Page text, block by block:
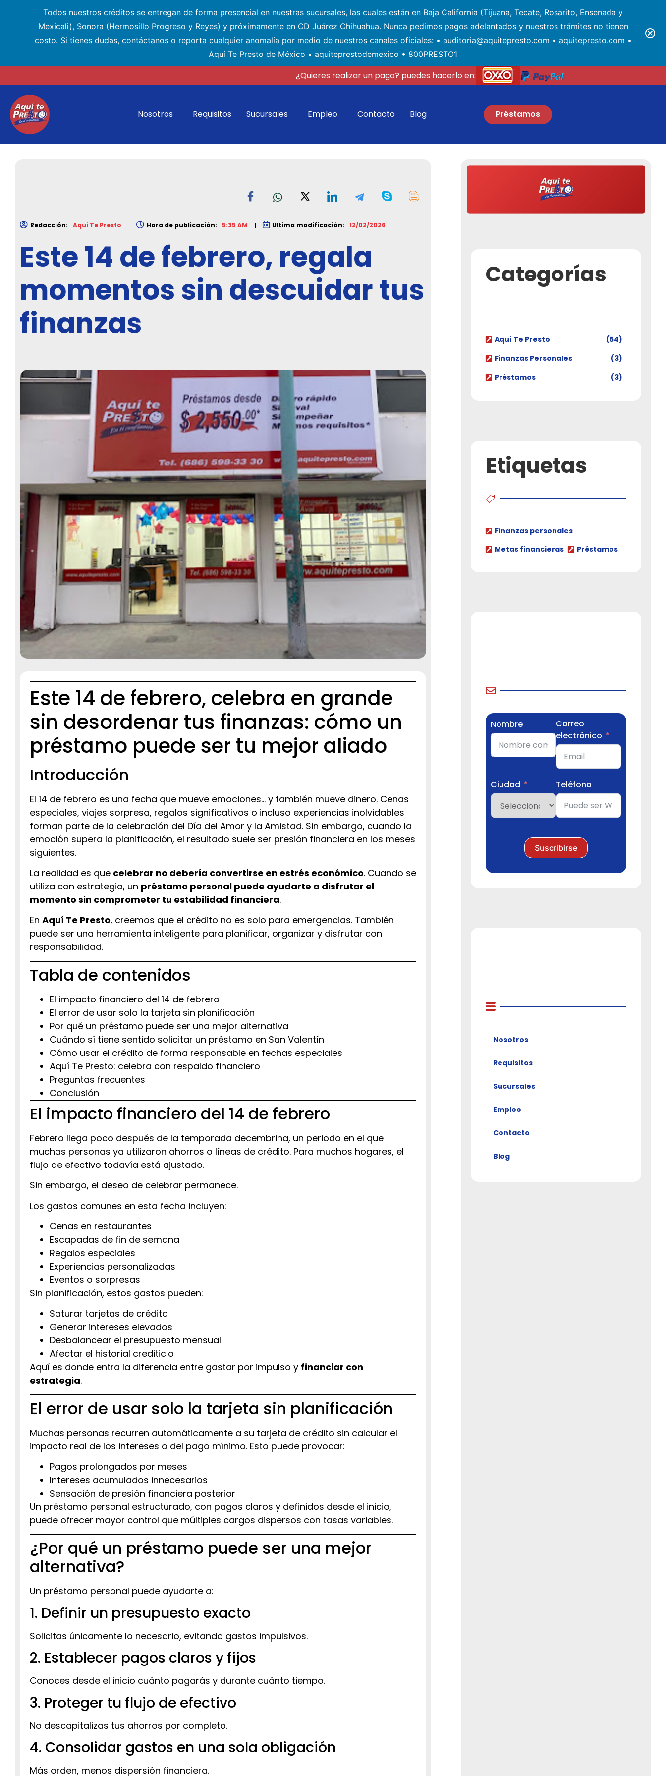
Todos nuestros créditos se entregan de forma presencial en nuestras sucursales, las cuales están en Baja California (Tijuana, Tecate, Rosarito, Ensenada y
Mexicali), Sonora (Hermosillo Progreso y Reyes) y próximamente en CD Juárez Chihuahua. Nunca pedimos pagos adelantados y nuestros trámites no tienen
costo. Si tienes dudas, contáctanos o reporta cualquier anomalía por medio de nuestros canales oficiales: • auditoria@aquitepresto.com • aquitepresto.com •
Aquí Te Presto de México • aquiteprestodemexico • 800PRESTO1
¿Quieres realizar un pago? puedes hacerlo en:
Nosotros Requisitos Sucursales Empleo Contacto Blog Préstamos
Redacción: Aquí Te Presto Hora de publicación: 5:35 AM Última modificación: 12/02/2026
Este 14 de febrero, regala
momentos sin descuidar tus
finanzas
Este 14 de febrero, celebra en grande
sin desordenar tus finanzas: cómo un
préstamo puede ser tu mejor aliado
Introducción
El 14 de febrero es una fecha que mueve emociones… y también mueve dinero. Cenas
especiales, viajes sorpresa, regalos significativos o incluso experiencias inolvidables
forman parte de la celebración del Día del Amor y la Amistad. Sin embargo, cuando la
emoción supera la planificación, el resultado suele ser presión financiera en los meses
siguientes.
La realidad es que celebrar no debería convertirse en estrés económico. Cuando se
utiliza con estrategia, un préstamo personal puede ayudarte a disfrutar el
momento sin comprometer tu estabilidad financiera.
En Aquí Te Presto, creemos que el crédito no es solo para emergencias. También
puede ser una herramienta inteligente para planificar, organizar y disfrutar con
responsabilidad.
Tabla de contenidos
El impacto financiero del 14 de febrero
El error de usar solo la tarjeta sin planificación
Por qué un préstamo puede ser una mejor alternativa
Cuándo sí tiene sentido solicitar un préstamo en San Valentín
Cómo usar el crédito de forma responsable en fechas especiales
Aquí Te Presto: celebra con respaldo financiero
Preguntas frecuentes
Conclusión
El impacto financiero del 14 de febrero
Febrero llega poco después de la temporada decembrina, un periodo en el que
muchas personas ya utilizaron ahorros o líneas de crédito. Para muchos hogares, el
flujo de efectivo todavía está ajustado.
Sin embargo, el deseo de celebrar permanece.
Los gastos comunes en esta fecha incluyen:
Cenas en restaurantes
Escapadas de fin de semana
Regalos especiales
Experiencias personalizadas
Eventos o sorpresas
Sin planificación, estos gastos pueden:
Saturar tarjetas de crédito
Generar intereses elevados
Desbalancear el presupuesto mensual
Afectar el historial crediticio
Aquí es donde entra la diferencia entre gastar por impulso y financiar con
estrategia.
El error de usar solo la tarjeta sin planificación
Muchas personas recurren automáticamente a su tarjeta de crédito sin calcular el
impacto real de los intereses o del pago mínimo. Esto puede provocar:
Pagos prolongados por meses
Intereses acumulados innecesarios
Sensación de presión financiera posterior
Un préstamo personal estructurado, con pagos claros y definidos desde el inicio,
puede ofrecer mayor control que múltiples cargos dispersos con tasas variables.
¿Por qué un préstamo puede ser una mejor
alternativa?
Un préstamo personal puede ayudarte a:
1. Definir un presupuesto exacto
Solicitas únicamente lo necesario, evitando gastos impulsivos.
2. Establecer pagos claros y fijos
Conoces desde el inicio cuánto pagarás y durante cuánto tiempo.
3. Proteger tu flujo de efectivo
No descapitalizas tus ahorros por completo.
4. Consolidar gastos en una sola obligación
Más orden, menos dispersión financiera.
Categorías
Aquí Te Presto
(54)
Finanzas Personales
(3)
Préstamos
(3)
Etiquetas
Finanzas personales
Metas financieras
Préstamos
Nombre
Correo
electrónico
Ciudad Teléfono
Suscribirse
Nosotros
Requisitos
Sucursales
Empleo
Contacto
Blog